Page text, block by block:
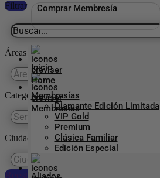
Comprar Membresía
Inicio
Membresías
Diamante Edición Limitada
VIP Gold
Premium
Clásica Familiar
Edición Especial
Filtrar
Áreas
Categorías Previser
Ciudades
Reestablecer preferencias